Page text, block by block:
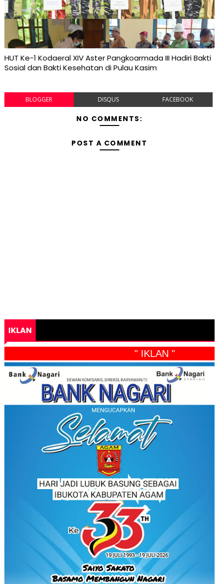
HUT Ke-1 Kodaeral XIV Aster Pangkoarmada III Hadiri Bakti
Sosial dan Bakti Kesehatan di Pulau Kasim
BLOGGER DISQUS FACEBOOK
NO COMMENTS:
POST A COMMENT
IKLAN
" IKLAN "